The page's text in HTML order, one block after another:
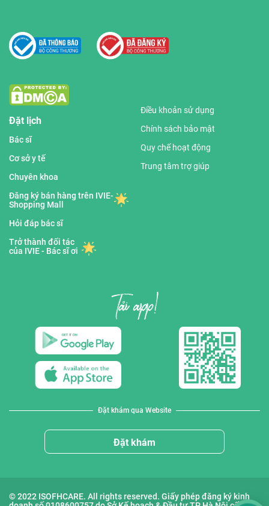
Đặt lịch
Bác sĩ
Cơ sở y tế
Chuyên khoa
Đăng ký bán hàng trên IVIE-
Shopping Mall
Hỏi đáp bác sĩ
Trở thành đối tác
của IVIE - Bác sĩ ơi
Điều khoản sử dụng
Chính sách bảo mật
Quy chế hoạt động
Trung tâm trợ giúp
Đặt khám qua Website
Đặt khám
© 2022 ISOFHCARE. All rights reserved. Giấy phép đăng ký kinh